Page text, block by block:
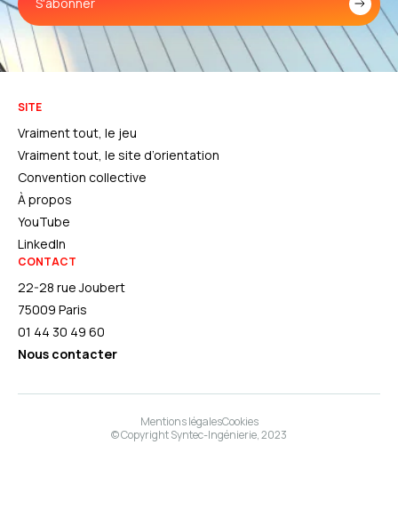
SITE
Vraiment tout, le jeu
Vraiment tout, le site d’orientation
Convention collective
À propos
YouTube
LinkedIn
CONTACT
22-28 rue Joubert
75009 Paris
01 44 30 49 60
Nous contacter
© Copyright Syntec-Ingénierie, 2023
Mentions légalesCookies